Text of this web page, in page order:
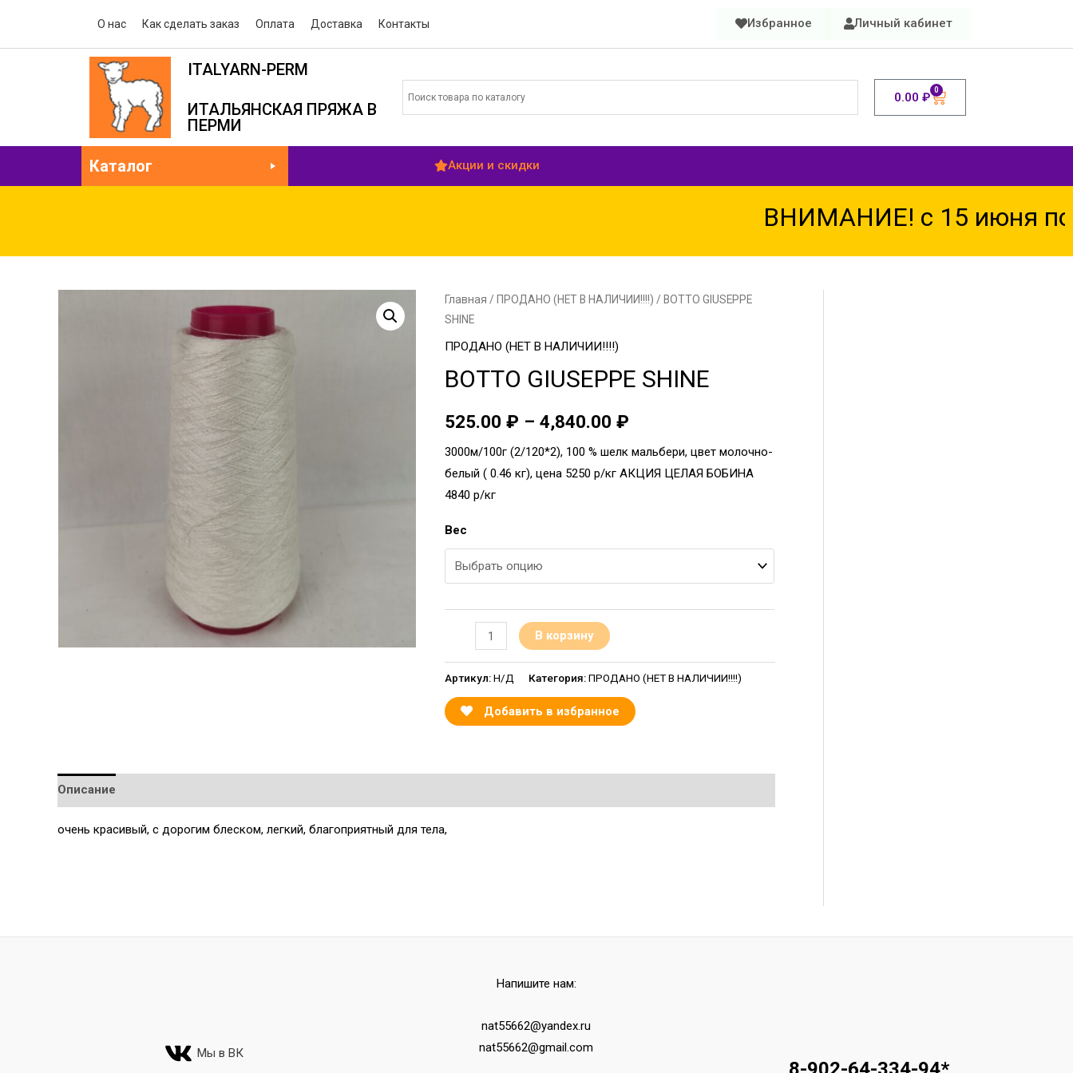
О нас Как сделать заказ Оплата Доставка Контакты Избранное Личный кабинет
ITALYARN-PERM
ИТАЛЬЯНСКАЯ ПРЯЖА В
ПЕРМИ
0.00 ₽ 0
Каталог Акции и скидки
ВНИМАНИЕ! с 15 июня по
Главная / ПРОДАНО (НЕТ В НАЛИЧИИ!!!!) / BOTTO GIUSEPPE
SHINE
ПРОДАНО (НЕТ В НАЛИЧИИ!!!!)
BOTTO GIUSEPPE SHINE
525.00₽ –4,840.00₽
3000м/100г (2/120*2), 100 % шелк мальбери, цвет молочно-
белый ( 0.46 кг), цена 5250 р/кг АКЦИЯ ЦЕЛАЯ БОБИНА
4840 р/кг
Вес
В корзину
Артикул:Н/Д Категория:ПРОДАНО (НЕТ В НАЛИЧИИ!!!!)
Добавить в избранное
Описание
очень красивый, с дорогим блеском, легкий, благоприятный для тела,
Мы в ВК
Напишите нам:
nat55662@yandex.ru
nat55662@gmail.com